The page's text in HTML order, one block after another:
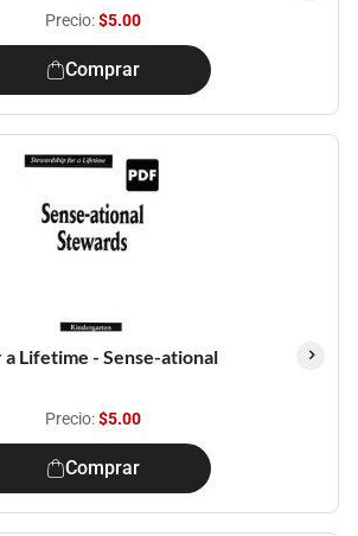
Precio:$5.00
Comprar
Lifetime - Sense-ational
Precio:$5.00
Comprar